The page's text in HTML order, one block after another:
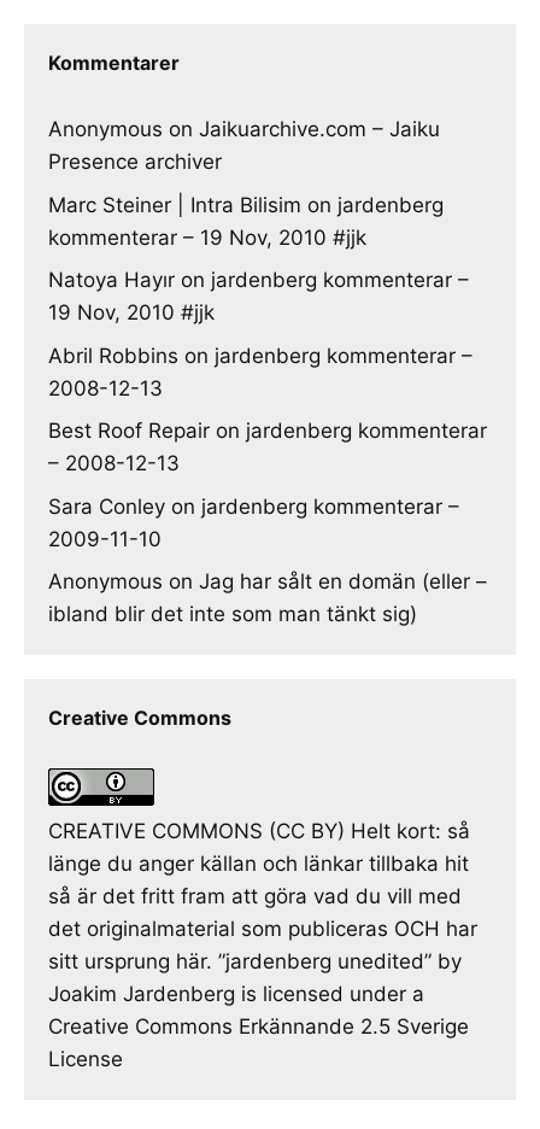
Kommentarer
Anonymous on Jaikuarchive.com – Jaiku
Presence archiver
Marc Steiner | Intra Bilisim on jardenberg
kommenterar – 19 Nov, 2010 #jjk
Natoya Hayır on jardenberg kommenterar –
19 Nov, 2010 #jjk
Abril Robbins on jardenberg kommenterar –
2008-12-13
Best Roof Repair on jardenberg kommenterar
– 2008-12-13
Sara Conley on jardenberg kommenterar –
2009-11-10
Anonymous on Jag har sålt en domän (eller –
ibland blir det inte som man tänkt sig)
Creative Commons
CREATIVE COMMONS (CC BY) Helt kort: så
länge du anger källan och länkar tillbaka hit
så är det fritt fram att göra vad du vill med
det originalmaterial som publiceras OCH har
sitt ursprung här. ”jardenberg unedited” by
Joakim Jardenberg is licensed under a
Creative Commons Erkännande 2.5 Sverige
License